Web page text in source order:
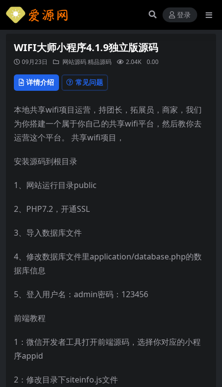
登录
WIFI大师小程序4.1.9独立版源码
09月23日 网站源码精品源码 2.04K 0.00
详情介绍 常见问题
本地共享wifi项目运营，持团长，拓展员，商家，我们
为你搭建一个属于你自己的共享wifi平台，然后教你去
运营这个平台。 共享wifi项目，
安装源码到根目录
1、网站运行目录public
2、PHP7.2，开通SSL
3、导入数据库文件
4、修改数据库文件里application/database.php的数
据库信息
5、登入用户名：admin密码：123456
前端教程
1：微信开发者工具打开前端源码，选择你对应的小程
序appid
2：修改目录下siteinfo.js文件